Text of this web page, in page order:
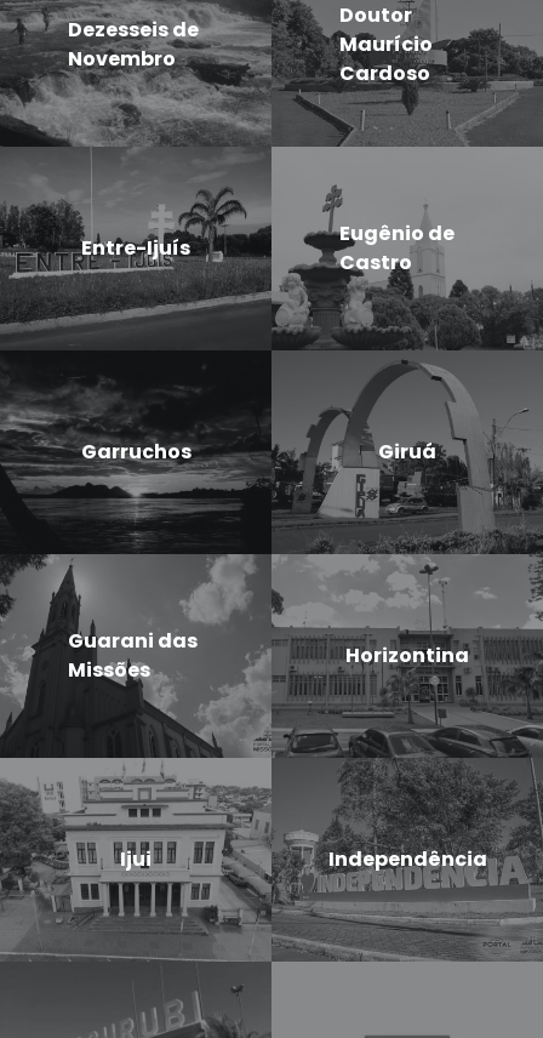
Dezesseis de
Novembro
Doutor
Maurício
Cardoso
Entre-Ijuís
Eugênio de
Castro
Garruchos Giruá
Guarani das
Missões
Horizontina
Ijui Independência